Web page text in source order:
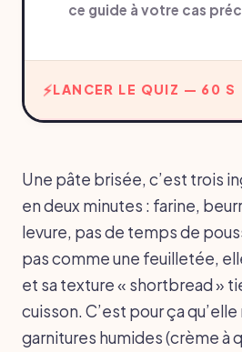
ce guide à votre cas
LANCER LE QUIZ — 60 S
Une pâte brisée, c’est trois
en deux minutes : farine,
levure, pas de temps de
pas comme une feuilletée,
et sa texture « shortbread »
cuisson. C’est pour ça
garnitures humides (crème à